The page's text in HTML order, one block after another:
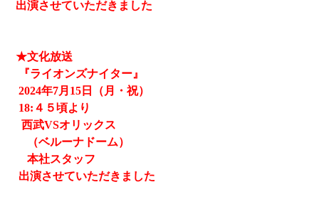
出演させていただきました
★文化放送
『ライオンズナイター』
2024年7月15日（月・祝）
18:４５頃より
西武VSオリックス
（ベルーナドーム）
本社スタッフ
出演させていただきました